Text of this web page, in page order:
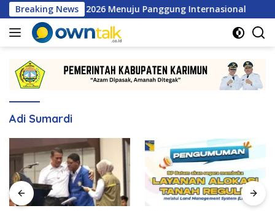
Langsung
ke
konten
Breaking News
MSL 2026 Menuju Panggung Internasional
Adi Sumardi